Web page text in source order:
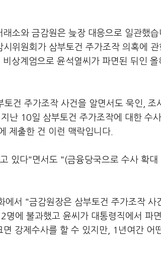
소와 금감원은 늦장 대응으로 일관했
위원회가 삼부토건 주가조작 의혹에 관
상계엄으로 윤석열씨가 파면된 뒤인
건 주가조작 사건을 알면서도 묵인, 조
난 10일 삼부토건 주가조작에 대한 수
제출한 건 이런 맥락입니다.
있다"면서도 "(금융당국으로 수사 확대
서 "금감원장은 삼부토건 주가조작 사
에 불과했고 윤씨가 대통령직에서 파
강제수사를 할 수 있지만, 1년여간 어